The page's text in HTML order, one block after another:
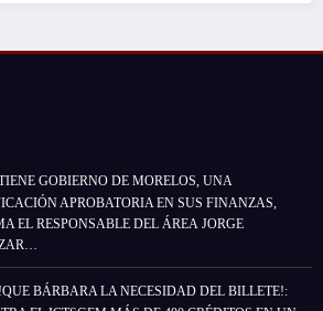
GOBIERNO DE MORELOS, UNA
APROBATORIA EN SUS FINANZAS,
EL RESPONSABLE DEL ÁREA JORGE
!QUE BÁRBARA LA NECESIDAD DEL BILLETE!: